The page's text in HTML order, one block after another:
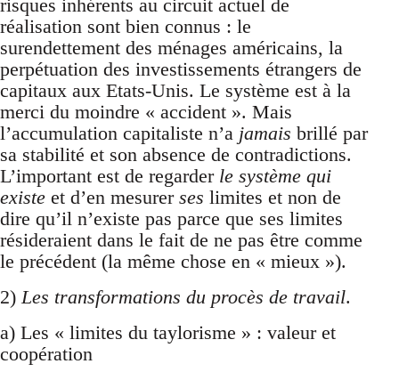
risques inhérents au circuit actuel de
réalisation sont bien connus : le
surendettement des ménages américains, la
perpétuation des investissements étrangers de
capitaux aux Etats-Unis. Le système est à la
merci du moindre « accident ». Mais
l’accumulation capitaliste n’a jamais brillé par
sa stabilité et son absence de contradictions.
L’important est de regarder le système qui
existe et d’en mesurer ses limites et non de
dire qu’il n’existe pas parce que ses limites
résideraient dans le fait de ne pas être comme
le précédent (la même chose en « mieux »).
2)Les transformations du procès de travail.
a) Les « limites du taylorisme » : valeur et
coopération